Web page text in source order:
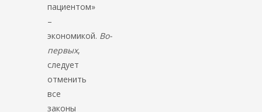
пациентом»
–
экономикой. Во-
первых,
следует
отменить
все
законы